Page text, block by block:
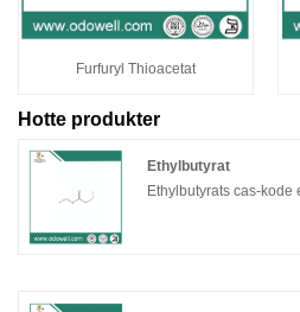
Furfuryl Thioacetat
Hotte produkter
Ethylbutyrat
Ethylbutyrats cas-kode